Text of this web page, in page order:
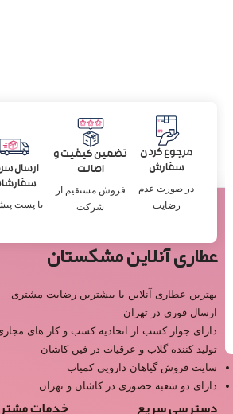
مرجوع کردن
سفارش
در صورت عدم
رضایت
تضمین کیفیت و
اصالت
فروش مستقیم از
شرکت
ارسال
با پست
عطاری آنلاین مشکستان
بهترین عطاری آنلاین با بیشترین رضایت مشتری
ارسال فوری در تهران
دارای جواز کسب از اتحادیه کسب و کار های
تولید کننده گلاب و عرقیات در فین کاشان
سایت فروش گیاهان دارویی کمیاب
دارای دو شعبه حضوری در کاشان و تهران
دسترسی سریع خدمات